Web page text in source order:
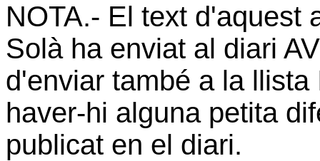
NOTA.- El text d'aquest
Solà ha enviat al diari
d'enviar també a la
haver-hi alguna petita
publicat en el diari.